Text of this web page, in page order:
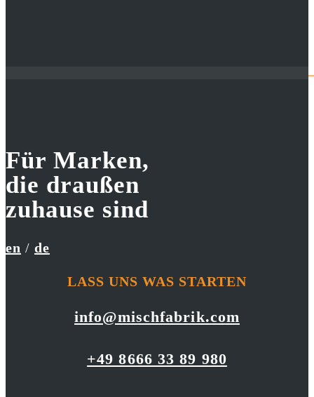
Red Bull
Cliff Diving Weltmeisterschaft
UniCredit Group
Mach’s grün
Für Marken,
die draußen
zuhause sind
en / de
LASS UNS WAS STARTEN
info@mischfabrik.com
+49 8666 33 89 980